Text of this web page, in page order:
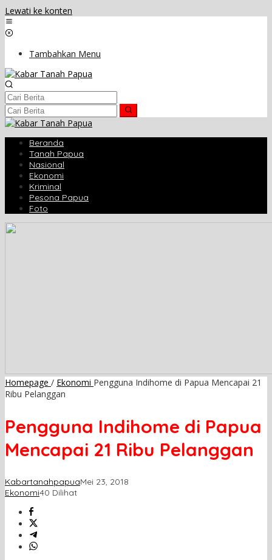
Lewati ke konten
Tambahkan Menu
Beranda
Tanah Papua
Nasional
Ekonomi
Kriminal
Pesona Papua
Foto
Homepage / Ekonomi Pengguna Indihome di Papua Mencapai 21
Ribu Pelanggan
Pengguna Indihome di Papua
Mencapai 21 Ribu Pelanggan
KabartanahpapuaMei 23, 2018
Ekonomi40 Dilihat